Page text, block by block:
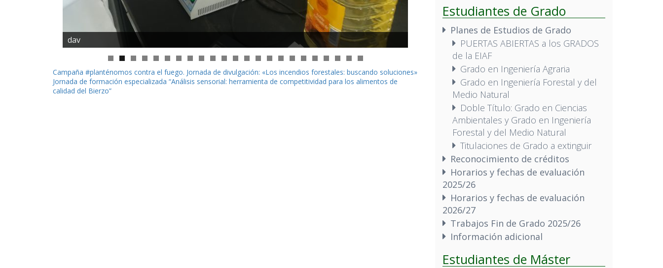
dav
Navegación
de
Campaña #planténomos contra el fuego. Jornada de divulgación: «Los incendios forestales: buscando soluciones»
Jornada de formación especializada “Análisis sensorial: herramienta de competitividad para los alimentos de
calidad del Bierzo”
Estudiantes de Grado
Planes de Estudios de Grado
PUERTAS ABIERTAS a los GRADOS
de la EIAF
Grado en Ingeniería Agraria
Grado en Ingeniería Forestal y del
Medio Natural
Doble Título: Grado en Ciencias
Ambientales y Grado en Ingeniería
Forestal y del Medio Natural
Titulaciones de Grado a extinguir
Reconocimiento de créditos
Horarios y fechas de evaluación
2025/26
Horarios y fechas de evaluación
2026/27
Trabajos Fin de Grado 2025/26
Información adicional
Estudiantes de Máster